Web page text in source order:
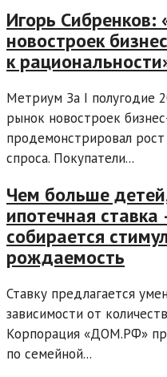
Игорь Сибренков:
новостроек
к
Метриум За I полугодие
рынок новостроек
продемонстрировал
спроса. Покупатели...
Чем больше
ипотечная
собирается
рождаемость
Ставку предлагается
зависимости от
Корпорация «ДOМ.РФ»
по семейной...